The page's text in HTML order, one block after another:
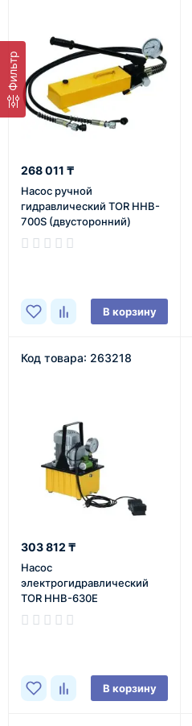
Фильтр
268 011 ₸
Насос ручной
гидравлический TOR HHB-
700S (двусторонний)
В корзину
Код товара: 263218
303 812 ₸
Насос
электрогидравлический
TOR HHB-630E
В корзину